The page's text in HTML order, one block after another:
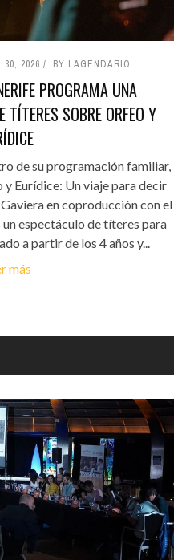
30, 2026 BY LAGENDARIO
PROGRAMA UNA
TÍTERES SOBRE ORFEO Y
de su programación familiar,
Eurídice: Un viaje para decir
en coproducción con el
espectáculo de títeres para
a partir de los 4 años y...
más